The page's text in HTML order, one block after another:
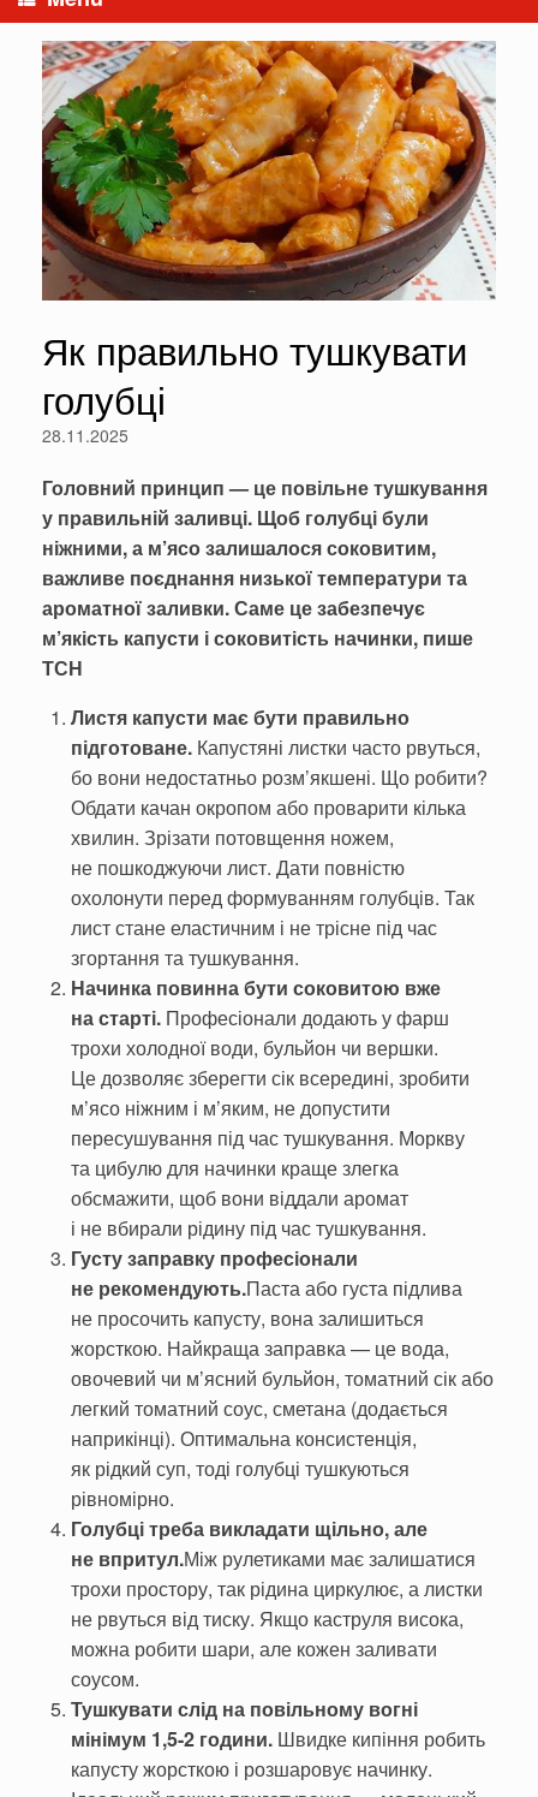
Як правильно тушкувати
голубці
28.11.2025
Головний принцип — це повільне тушкування
у правильній заливці. Щоб голубці були
ніжними, а м’ясо залишалося соковитим,
важливе поєднання низької температури та
ароматної заливки. Саме це забезпечує
м’якість капусти і соковитість начинки, пише
ТСН
Листя капусти має бути правильно
підготоване. Капустяні листки часто рвуться,
бо вони недостатньо розм’якшені. Що робити?
Обдати качан окропом або проварити кілька
хвилин. Зрізати потовщення ножем,
не пошкоджуючи лист. Дати повністю
охолонути перед формуванням голубців. Так
лист стане еластичним і не трісне під час
згортання та тушкування.
Начинка повинна бути соковитою вже
на старті. Професіонали додають у фарш
трохи холодної води, бульйон чи вершки.
Це дозволяє зберегти сік всередині, зробити
м’ясо ніжним і м’яким, не допустити
пересушування під час тушкування. Моркву
та цибулю для начинки краще злегка
обсмажити, щоб вони віддали аромат
і не вбирали рідину під час тушкування.
Густу заправку професіонали
не рекомендують.Паста або густа підлива
не просочить капусту, вона залишиться
жорсткою. Найкраща заправка — це вода,
овочевий чи м’ясний бульйон, томатний сік або
легкий томатний соус, сметана (додається
наприкінці). Оптимальна консистенція,
як рідкий суп, тоді голубці тушкуються
рівномірно.
Голубці треба викладати щільно, але
не впритул.Між рулетиками має залишатися
трохи простору, так рідина циркулює, а листки
не рвуться від тиску. Якщо каструля висока,
можна робити шари, але кожен заливати
соусом.
Тушкувати слід на повільному вогні
мінімум 1,5-2 години. Швидке кипіння робить
капусту жорсткою і розшаровує начинку.